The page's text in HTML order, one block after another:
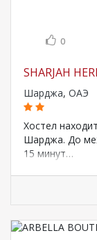
0
SHARJAH
Шарджа, ОАЭ
Хостел
Шарджа. До
15 минут…